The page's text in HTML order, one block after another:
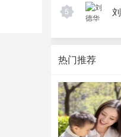
5
热门推荐